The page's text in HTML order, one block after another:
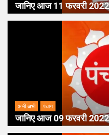
जानिए आज 11 फरवरी 2022
अभी अभी पंचांग
जानिए आज 09 फरवरी 2022